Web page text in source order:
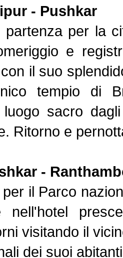
- Pushkar
partenza per la
e
il suo
tempio di
luogo sacro
Ritorno e
-
il Parco
nell'hotel
visitando il
dei suoi